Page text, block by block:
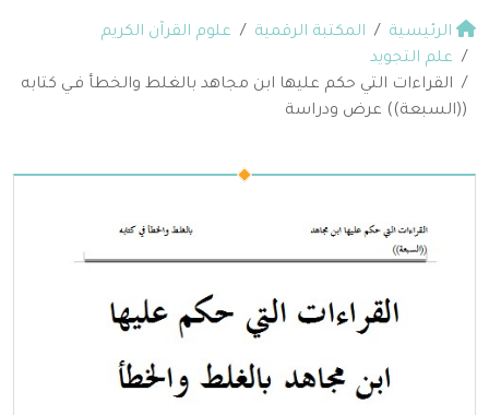
الرئيسية المكتبة الرقمية
علوم القرآن الكريم
علم التجويد
القراءات التي حكم عليها ابن مجاهد بالغلط والخطأ فـي كتابه
((السبعة)) عرض ودراسة